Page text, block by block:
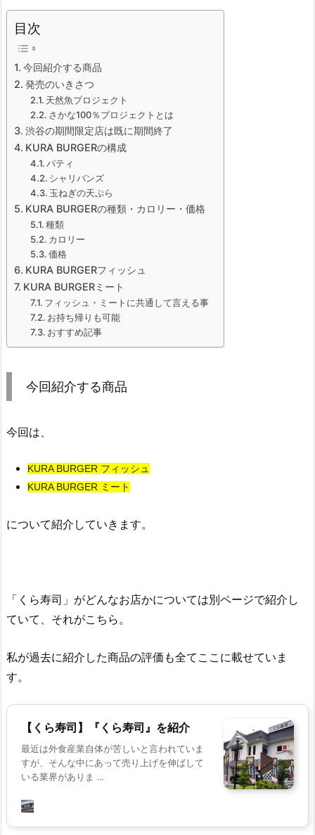
目次
今回紹介する商品
発売のいきさつ
天然魚プロジェクト
さかな100％プロジェクトとは
渋谷の期間限定店は既に期間終了
KURA BURGERの構成
パティ
シャリバンズ
玉ねぎの天ぷら
KURA BURGERの種類・カロリー・価格
種類
カロリー
価格
KURA BURGERフィッシュ
KURA BURGERミート
フィッシュ・ミートに共通して言える事
お持ち帰りも可能
おすすめ記事
今回紹介する商品
今回は、
KURA BURGER フィッシュ
KURA BURGER ミート
について紹介していきます。
「くら寿司」がどんなお店かについては別ページで紹介し
ていて、それがこちら。
私が過去に紹介した商品の評価も全てここに載せていま
す。
【くら寿司】『くら寿司』を紹介
最近は外食産業自体が苦しいと言われていま
すが、そんな中にあって売り上げを伸ばして
いる業界がありま ...